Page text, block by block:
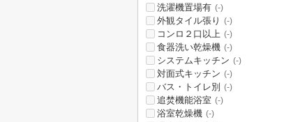
洗濯機置場有 (-)
外観タイル張り (-)
コンロ２口以上 (-)
食器洗い乾燥機 (-)
システムキッチン (-)
対面式キッチン (-)
バス・トイレ別 (-)
追焚機能浴室 (-)
浴室乾燥機 (-)